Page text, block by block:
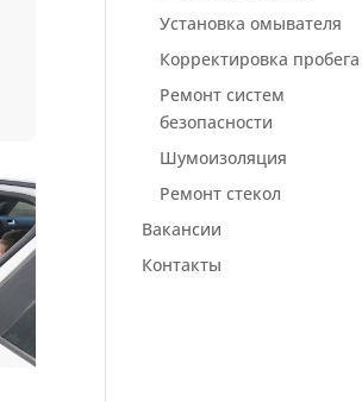
Установка омывателя
Корректировка пробега
Ремонт систем
безопасности
Шумоизоляция
Ремонт стекол
Вакансии
Контакты